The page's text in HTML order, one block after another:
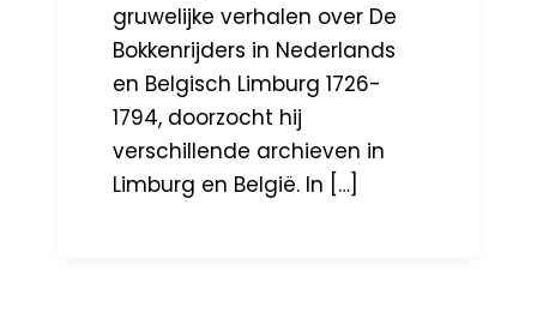
gruwelijke verhalen over De
Bokkenrijders in Nederlands
en Belgisch Limburg 1726-
1794, doorzocht hij
verschillende archieven in
Limburg en België. In […]